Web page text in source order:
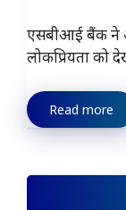
एसबीआई बैंक ने
लोकप्रियता
Read more